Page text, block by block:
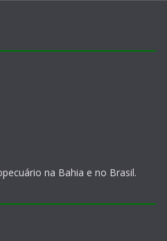
na Bahia e no Brasil.